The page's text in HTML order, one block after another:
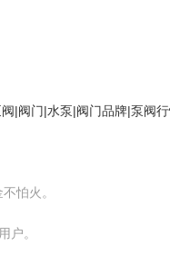
|阀门|水泵|阀门品牌|泵阀
怕火。
户。